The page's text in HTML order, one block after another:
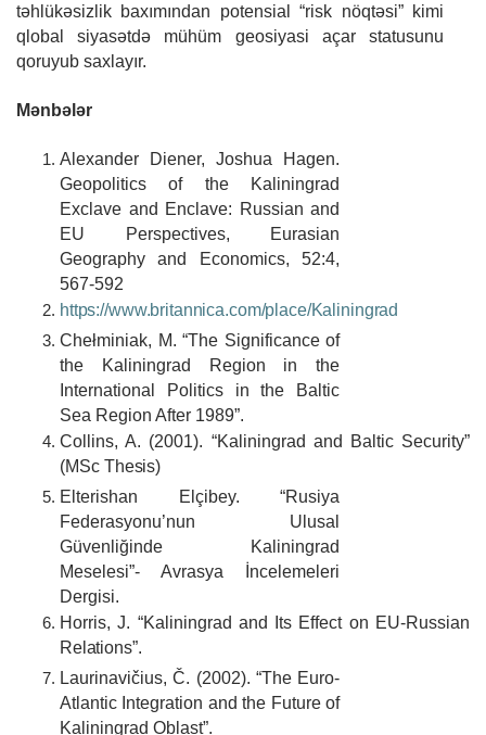
təhlükəsizlik baxımından potensial “risk nöqtəsi” kimi
qlobal siyasətdə mühüm geosiyasi açar statusunu
qoruyub saxlayır.
Mənbələr
Alexander Diener, Joshua Hagen.
Geopolitics of the Kaliningrad
Exclave and Enclave: Russian and
EU Perspectives, Eurasian
Geography and Economics, 52:4,
567-592
https://www.britannica.com/place/Kaliningrad
Chełminiak, M. “The Significance of
the Kaliningrad Region in the
International Politics in the Baltic
Sea Region After 1989”.
Collins, A. (2001). “Kaliningrad and Baltic Security”
(MSc Thesis)
Elterishan Elçibey. “Rusiya
Federasyonu’nun Ulusal
Güvenliğinde Kaliningrad
Meselesi”- Avrasya İncelemeleri
Dergisi.
Horris, J. “Kaliningrad and Its Effect on EU-Russian
Relations”.
Laurinavičius, Č. (2002). “The Euro-
Atlantic Integration and the Future of
Kaliningrad Oblast”.